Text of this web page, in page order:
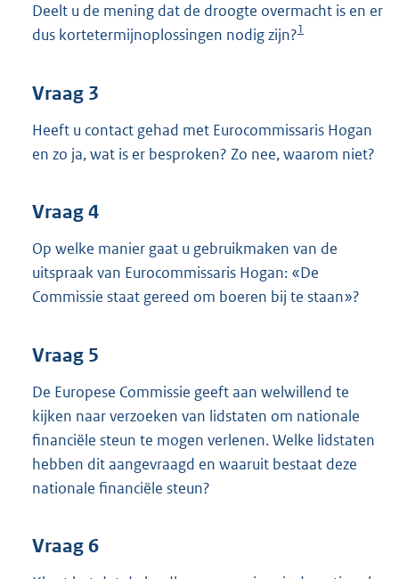
Deelt u de mening dat de droogte overmacht is en er
dus kortetermijnoplossingen nodig zijn?1
Vraag 3
Heeft u contact gehad met Eurocommissaris Hogan
en zo ja, wat is er besproken? Zo nee, waarom niet?
Vraag 4
Op welke manier gaat u gebruikmaken van de
uitspraak van Eurocommissaris Hogan: «De
Commissie staat gereed om boeren bij te staan»?
Vraag 5
De Europese Commissie geeft aan welwillend te
kijken naar verzoeken van lidstaten om nationale
financiële steun te mogen verlenen. Welke lidstaten
hebben dit aangevraagd en waaruit bestaat deze
nationale financiële steun?
Vraag 6